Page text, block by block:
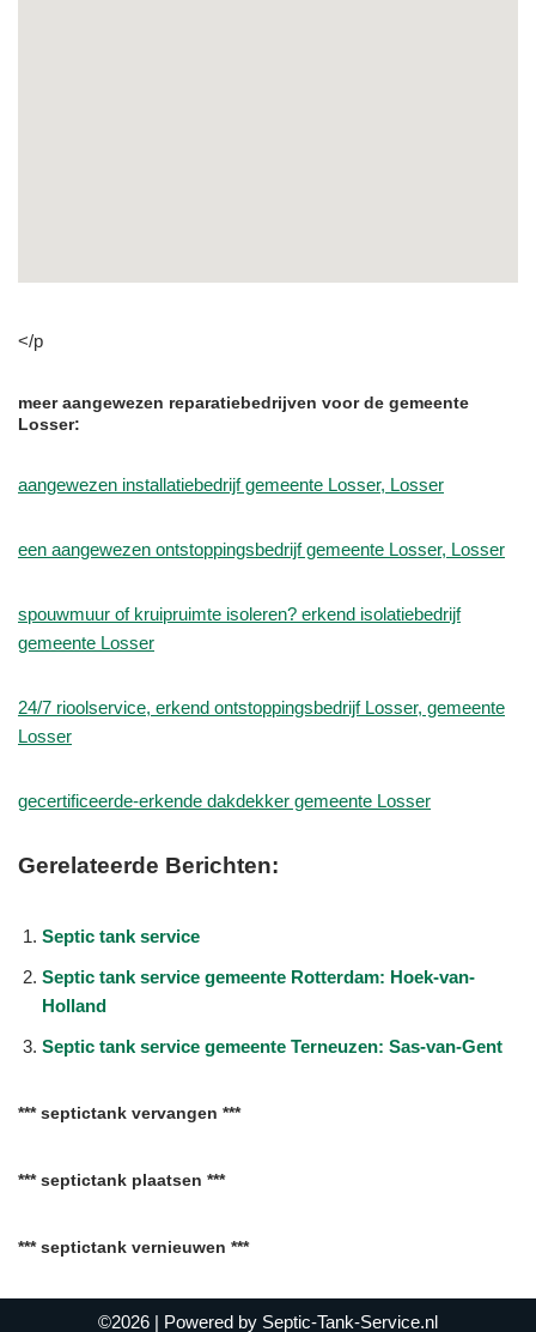
</p
meer aangewezen reparatiebedrijven voor de gemeente
Losser:
aangewezen installatiebedrijf gemeente Losser, Losser
een aangewezen ontstoppingsbedrijf gemeente Losser, Losser
spouwmuur of kruipruimte isoleren? erkend isolatiebedrijf
gemeente Losser
24/7 rioolservice, erkend ontstoppingsbedrijf Losser, gemeente
Losser
gecertificeerde-erkende dakdekker gemeente Losser
Gerelateerde Berichten:
Septic tank service
Septic tank service gemeente Rotterdam: Hoek-van-
Holland
Septic tank service gemeente Terneuzen: Sas-van-Gent
*** septictank vervangen ***
*** septictank plaatsen ***
*** septictank vernieuwen ***
©2026 | Powered by Septic-Tank-Service.nl